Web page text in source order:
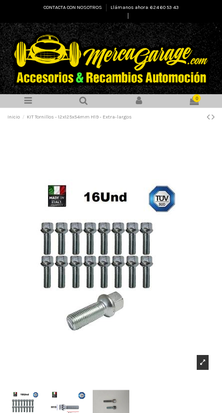
CONTACTA CON NOSOTROS
Llámanos ahora: 624 60 53 43
0
Inicio KIT Tornillos - 12x125x54mm H19 - Extra-largos